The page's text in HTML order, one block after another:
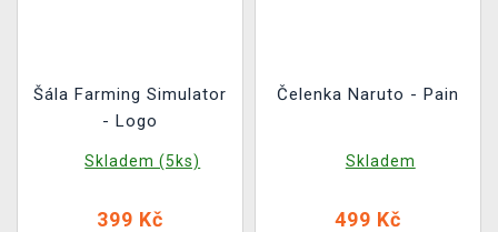
Šála Farming Simulator
- Logo
Skladem (5ks)
399 Kč
Čelenka Naruto - Pain
Skladem
499 Kč